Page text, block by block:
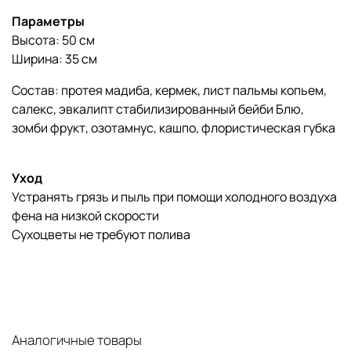
Параметры
Высота: 50 см
Ширина: 35 см
Состав: протея мадиба, кермек, лист пальмы копьем,
салекс, эвкалипт стабилизированный бейби Блю,
зомби фрукт, озотамнус, кашпо, флористическая губка
Уход
Устранять грязь и пыль при помощи холодного воздуха
фена на низкой скорости
Сухоцветы не требуют полива
Аналогичные товары